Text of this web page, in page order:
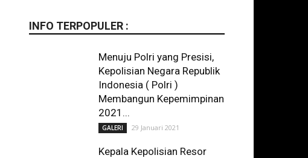
INFO TERPOPULER :
Menuju Polri yang Presisi,
Kepolisian Negara Republik
Indonesia ( Polri )
Membangun Kepemimpinan
2021...
GALERI 29 Januari 2021
Kepala Kepolisian Resor